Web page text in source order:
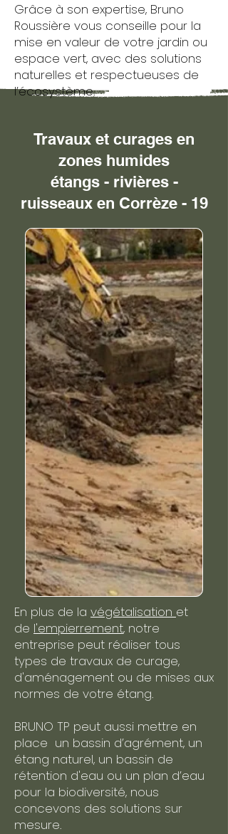
​Grâce à son expertise, Bruno
Roussière vous conseille pour la
mise en valeur de votre jardin ou
espace vert, avec des solutions
naturelles et respectueuses de
l’écosystème.
Travaux et curages en
zones humides
étangs - rivières -
ruisseaux en Corrèze - 19
En plus de la végétalisation et
de l'empierrement, notre
entreprise peut réaliser tous
types de travaux de curage,
d'aménagement ou de mises aux
normes de votre étang.
BRUNO TP peut aussi mettre en
place un bassin d’agrément, un
étang naturel, un bassin de
rétention d'eau ou un plan d’eau
pour la biodiversité, nous
concevons des solutions sur
mesure.